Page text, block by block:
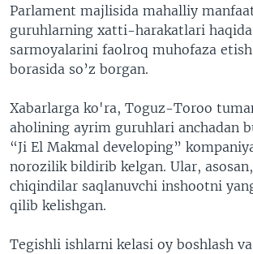
Parlament majlisida mahalliy
guruhlarning xatti-harakatlari
sarmoyalarini faolroq muhofaza
borasida so’z borgan.
Xabarlarga ko'ra, Toguz-Toroo
aholining ayrim guruhlari anchadan
“Ji El Makmal developing”
norozilik bildirib kelgan. Ular,
chiqindilar saqlanuvchi inshootni
qilib kelishgan.
Tegishli ishlarni kelasi oy boshlash